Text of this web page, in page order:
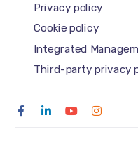
Privacy policy
Cookie policy
Integrated
Third-party privacy